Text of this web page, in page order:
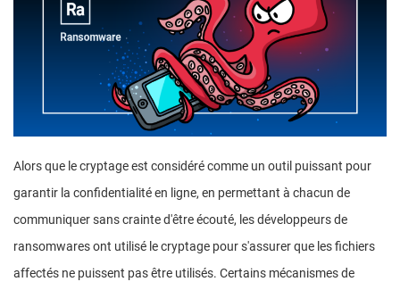
Alors que le cryptage est considéré comme un outil puissant pour
garantir la confidentialité en ligne, en permettant à chacun de
communiquer sans crainte d'être écouté, les développeurs de
ransomwares ont utilisé le cryptage pour s'assurer que les fichiers
affectés ne puissent pas être utilisés. Certains mécanismes de